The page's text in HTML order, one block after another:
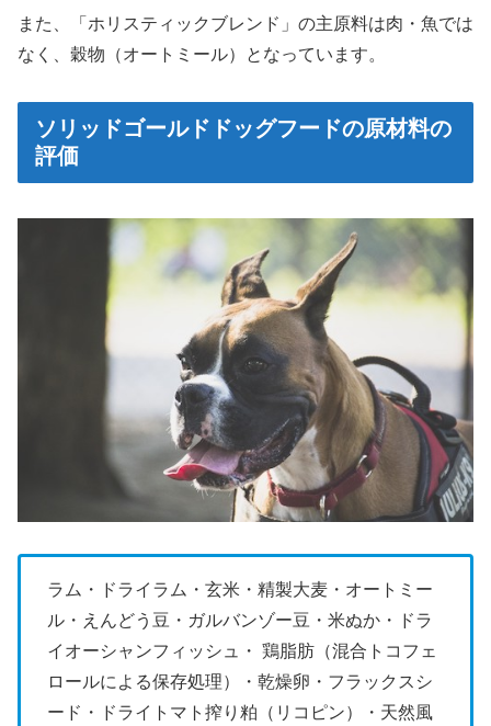
また、「ホリスティックブレンド」の主原料は肉・魚では
なく、穀物（オートミール）となっています。
ソリッドゴールドドッグフードの原材料の
評価
ラム・ドライラム・玄米・精製大麦・オートミー
ル・えんどう豆・ガルバンゾー豆・米ぬか・ドラ
イオーシャンフィッシュ・ 鶏脂肪（混合トコフェ
ロールによる保存処理）・乾燥卵・フラックスシ
ード・ドライトマト搾り粕（リコピン）・天然風